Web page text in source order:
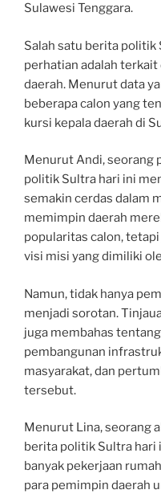
Sulawesi Tenggara.
Salah satu berita politik
perhatian adalah
daerah. Menurut data
beberapa calon yang
kursi kepala daerah di
Menurut Andi, seorang
politik Sultra hari ini
semakin cerdas dalam
memimpin daerah
popularitas calon,
visi misi yang dimiliki
Namun, tidak hanya
menjadi sorotan.
juga membahas
pembangunan
masyarakat, dan
tersebut.
Menurut Lina, seorang
berita politik Sultra hari
banyak pekerjaan
para pemimpin daerah